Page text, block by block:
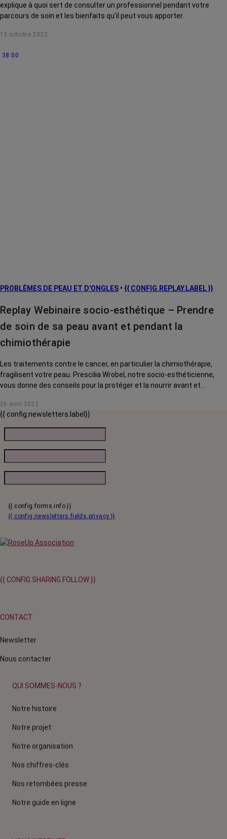
explique à quoi sert de consulter un professionnel pendant votre
parcours de soin et les bienfaits qu’il peut vous apporter.
13 octobre 2022
38:00
PROBLÈMES DE PEAU ET D'ONGLES • {{ CONFIG.REPLAY.LABEL }}
Replay Webinaire socio-esthétique – Prendre
de soin de sa peau avant et pendant la
chimiothérapie
Les traitements contre le cancer, en particulier la chimiothérapie,
fragilisent votre peau. Prescilia Wrobel, notre socio-esthéticienne,
vous donne des conseils pour la protéger et la nourrir avant et
26 avril 2022
{{ config.newsletters.label}}
{{ config.forms.info }}
{{ config.newsletters.fields.privacy }}
{{ CONFIG.SHARING.FOLLOW }}
CONTACT
Newsletter
Nous contacter
QUI SOMMES-NOUS ?
Notre histoire
Notre projet
Notre organisation
Nos chiffres-clés
Nos retombées presse
Notre guide en ligne